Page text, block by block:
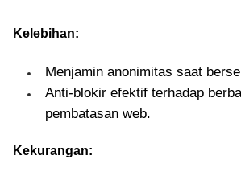
Kelebihan:
Menjamin anonimitas saat
Anti-blokir efektif terhadap
pembatasan web.
Kekurangan: